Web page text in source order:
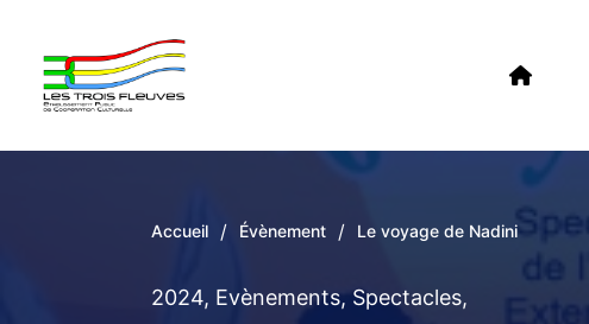
Accueil / Évènement / Le voyage de Nadini
2024, Evènements, Spectacles,